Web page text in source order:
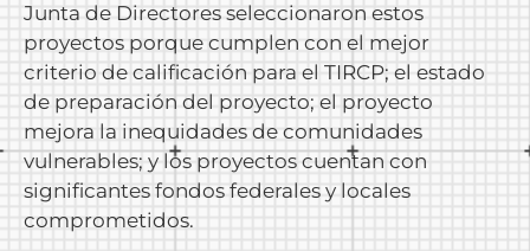
Junta de Directores seleccionaron estos
proyectos porque cumplen con el mejor
criterio de calificación para el TIRCP; el estado
de preparación del proyecto; el proyecto
mejora la inequidades de comunidades
vulnerables; y los proyectos cuentan con
significantes fondos federales y locales
comprometidos.